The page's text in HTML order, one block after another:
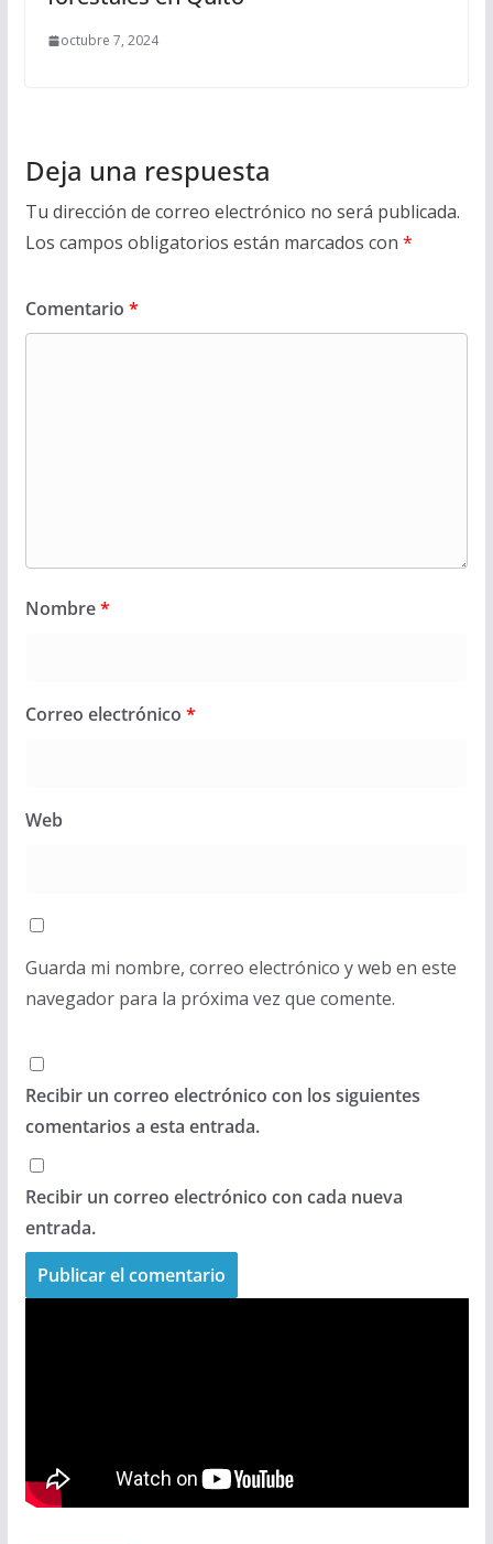
octubre 7, 2024
Deja una respuesta
Tu dirección de correo electrónico no será publicada.
Los campos obligatorios están marcados con *
Comentario *
Nombre*
Correo electrónico *
Web
Guarda mi nombre, correo electrónico y web en este
navegador para la próxima vez que comente.
Recibir un correo electrónico con los siguientes
comentarios a esta entrada.
Recibir un correo electrónico con cada nueva
entrada.